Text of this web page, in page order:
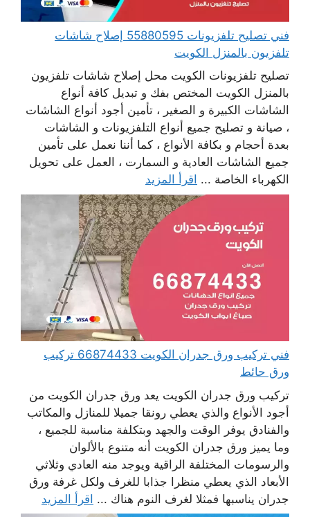
فني تصليح تلفزيونات 55880595 إصلاح شاشات
تلفزيون بالمنزل الكويت
تصليح تلفزيونات الكويت محل إصلاح شاشات تلفزيون
بالمنزل الكويت المختص بفك و تبديل كافة أنواع
الشاشات الكبيرة و الصغير ، تأمين أجود أنواع الشاشات
، صيانة و تصليح جميع أنواع التلفزيونات و الشاشات
بعدة أحجام و بكافة الأنواع ، كما أننا نعمل على تأمين
جميع الشاشات العادية و السمارت ، العمل على تحويل
الكهرباء الخاصة ... اقرأ المزيد
فني تركيب ورق جدران الكويت 66874433 تركيب
ورق حائط
تركيب ورق جدران الكويت يعد ورق جدران الكويت من
أجود الأنواع والذي يعطي رونقا جميلا للمنازل والمكاتب
والفنادق يوفر الوقت والجهد وبتكلفة مناسبة للجميع ،
وما يميز ورق جدران الكويت أنه متنوع بالألوان
والرسومات المختلفة الراقية ويوجد منه العادي وثلاثي
الأبعاد الذي يعطي منظرا جذابا للغرف ولكل غرفة ورق
جدران يناسبها فمثلا لغرف النوم هناك ... اقرأ المزيد